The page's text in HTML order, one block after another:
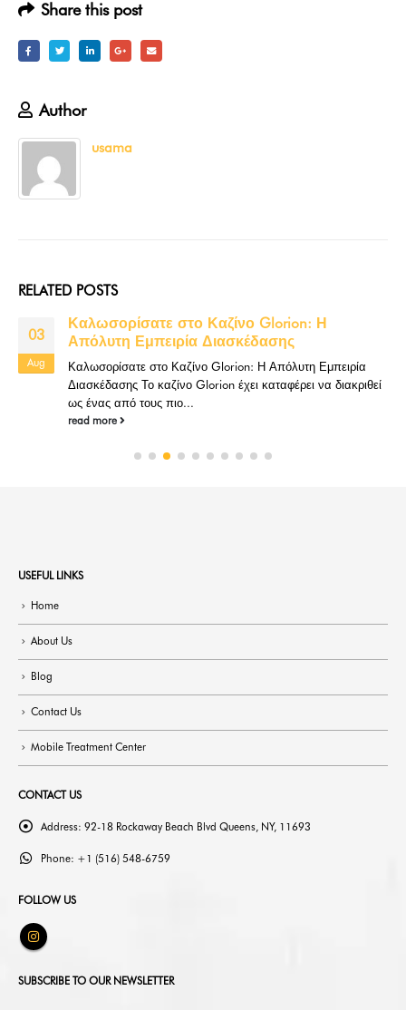
Share this post
Author
usama
RELATED POSTS
03
Aug
Καλωσορίσατε στο Καζίνο Glorion: Η
Απόλυτη Εμπειρία Διασκέδασης
Καλωσορίσατε στο Καζίνο Glorion: Η Απόλυτη Εμπειρία
Διασκέδασης Το καζίνο Glorion έχει καταφέρει να διακριθεί
ως ένας από τους πιο...
read more
USEFUL LINKS
Home
About Us
Blog
Contact Us
Mobile Treatment Center
CONTACT US
Address: 92-18 Rockaway Beach Blvd Queens, NY, 11693
Phone: +1 (516) 548-6759
FOLLOW US
SUBSCRIBE TO OUR NEWSLETTER